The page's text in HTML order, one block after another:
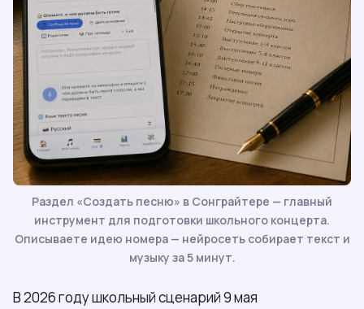
Раздел «Создать песню» в Сонграйтере — главный
инструмент для подготовки школьного концерта.
Описываете идею номера — нейросеть собирает текст и
музыку за 5 минут.
В 2026 году школьный сценарий 9 мая